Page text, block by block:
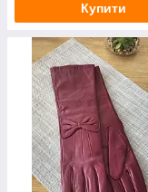
Купити